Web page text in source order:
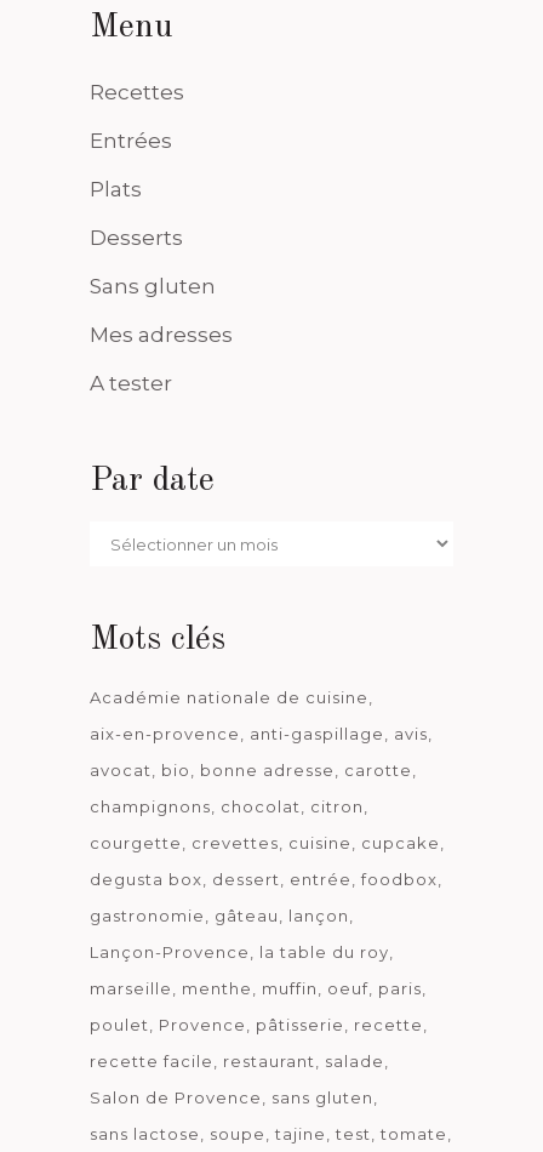
Menu
Recettes
Entrées
Plats
Desserts
Sans gluten
Mes adresses
A tester
Par date
Par
Mots clés
Académie nationale de cuisine
aix-en-provence
anti-gaspillage
avis
avocat
bio bonne adresse
carotte
champignons
chocolat
citron
courgette
crevettes cuisine
cupcake
degusta box
dessert entrée
foodbox
gastronomie
gâteau
lançon
Lançon-Provence
la table du roy
marseille
menthe muffin oeuf paris
poulet
Provence pâtisserie
recette
recette facile
restaurant
salade
Salon de Provence
sans gluten
sans lactose
soupe tajine test tomate